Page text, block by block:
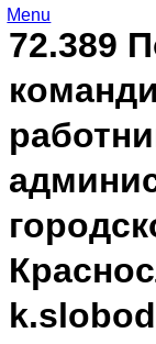
72.389
Menu